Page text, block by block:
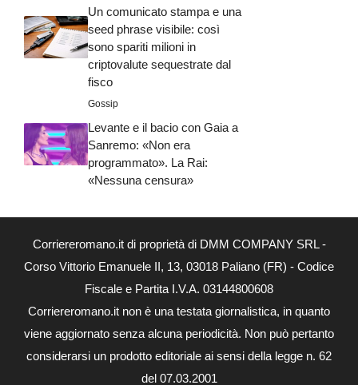
Un comunicato stampa e una
seed phrase visibile: così
sono spariti milioni in
criptovalute sequestrate dal
fisco
Gossip
Levante e il bacio con Gaia a
Sanremo: «Non era
programmato». La Rai:
«Nessuna censura»
Corriereromano.it di proprietà di DMM COMPANY SRL -
Corso Vittorio Emanuele II, 13, 03018 Paliano (FR) - Codice
Fiscale e Partita I.V.A. 03144800608
Corriereromano.it non è una testata giornalistica, in quanto
viene aggiornato senza alcuna periodicità. Non può pertanto
considerarsi un prodotto editoriale ai sensi della legge n. 62
del 07.03.2001